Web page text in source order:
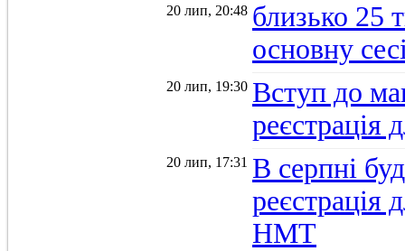
20 лип, 20:48 близько 25
основну
20 лип, 19:30 Вступ до
20 лип, 17:31 В серпні
реєстрація
НМТ